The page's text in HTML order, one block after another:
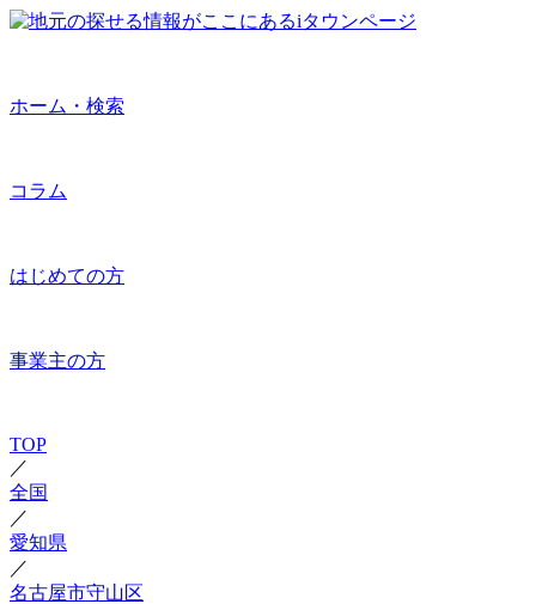
ホーム・検索
コラム
はじめての方
事業主の方
TOP
／
全国
／
愛知県
／
名古屋市守山区